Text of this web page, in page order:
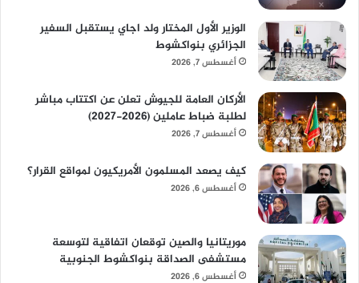
الوزير الأول المختار ولد اجاي يستقبل السفير
الجزائري بنواكشوط
أغسطس 7, 2026
الأركان العامة للجيوش تعلن عن اكتتاب مباشر
لطلبة ضباط عاملين (2026-2027)
أغسطس 7, 2026
كيف يصعد المسلمون الأمريكيون لمواقع القرار؟
أغسطس 6, 2026
موريتانيا والصين توقعان اتفاقية لتوسعة
مستشفى الصداقة بنواكشوط الجنوبية
أغسطس 6, 2026